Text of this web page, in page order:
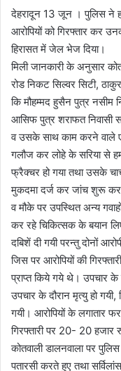
देहरादून 13 जून । पुलिस ने
आरोपियों को गिरफ्तार कर
हिरासत में जेल भेज दिया।
मिली जानकारी के अनुसार
रोड निकट सिल्वर सिटी,
कि मौहम्मद हुसैन पुत्र नसीम
आसिफ पुत्र शराफत निवासी
व उसके साथ काम करने वाले
गलौज कर लोहे के सरिया से
फ्रैक्चर हो गया तथा उसके
मुकदमा दर्ज कर जांच शुरू कर
व मौके पर उपस्थित अन्य
कर रहे चिकित्सक के बयान
दबिशें दी गयी परन्तु दोनों
जिस पर आरोपियों की
प्राप्त किये गये थे। उपचार के
उपचार के दौरान मृत्यु हो गयी,
गयी। आरोपियों के लगातार
गिरफ्तारी पर 20- 20 हजार
कोतवाली डालनवाला पर
पतारसी करते हुए तथा